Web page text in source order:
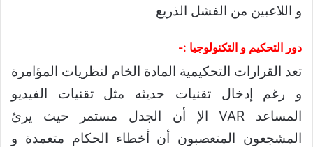
و اللاعبين من الفشل الذريع
دور التحكيم و التكنولوجيا :-
تعد القرارات التحكيمية المادة الخام لنظريات المؤامرة
و رغم إدخال تقنيات حديثه مثل تقنيات الفيديو
المساعد VAR الإ أن الجدل مستمر حيث يرئ
المشجعون المتعصبون أن أخطاء الحكام متعمدة و